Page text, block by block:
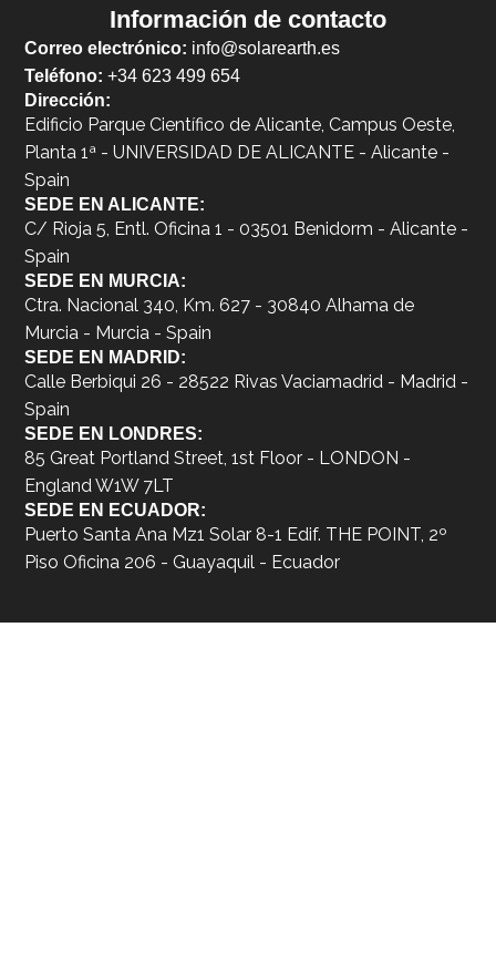
Información de contacto
Correo electrónico: info@solarearth.es
Teléfono:+34 623 499 654
Dirección:
Edificio Parque Científico de Alicante, Campus Oeste,
Planta 1ª - UNIVERSIDAD DE ALICANTE - Alicante -
Spain
SEDE EN ALICANTE:
C/ Rioja 5, Entl. Oficina 1 - 03501 Benidorm - Alicante -
Spain
SEDE EN MURCIA:
Ctra. Nacional 340, Km. 627 - 30840 Alhama de
Murcia - Murcia - Spain
SEDE EN MADRID:
Calle Berbiqui 26 - 28522 Rivas Vaciamadrid - Madrid -
Spain
SEDE EN LONDRES:
85 Great Portland Street, 1st Floor - LONDON -
England W1W 7LT
SEDE EN ECUADOR:
Puerto Santa Ana Mz1 Solar 8-1 Edif. THE POINT, 2º
Piso Oficina 206 - Guayaquil - Ecuador